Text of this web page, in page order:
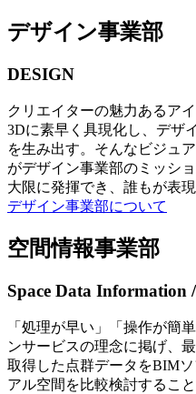
デザイン事業部
DESIGN
クリエイターの魅力あるア
3Dに素早く具現化し、デザ
を生み出す。そんなビジュ
がデザイン事業部のミッシ
大限に発揮でき、誰もが表
デザイン事業部について
空間情報事業部
Space Data Information
「処理が早い」「操作が簡
ンサービスの理念に掲げ、
取得した点群データをBIM
アル空間を比較検討するこ